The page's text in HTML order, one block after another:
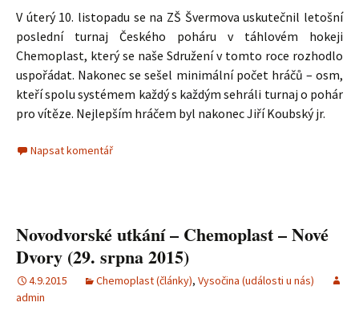
V úterý 10. listopadu se na ZŠ Švermova uskutečnil letošní
poslední turnaj Českého poháru v táhlovém hokeji
Chemoplast, který se naše Sdružení v tomto roce rozhodlo
uspořádat. Nakonec se sešel minimální počet hráčů – osm,
kteří spolu systémem každý s každým sehráli turnaj o pohár
pro vítěze. Nejlepším hráčem byl nakonec Jiří Koubský jr.
Napsat komentář
Novodvorské utkání – Chemoplast – Nové
Dvory (29. srpna 2015)
4.9.2015 Chemoplast (články), Vysočina (události u nás)
admin